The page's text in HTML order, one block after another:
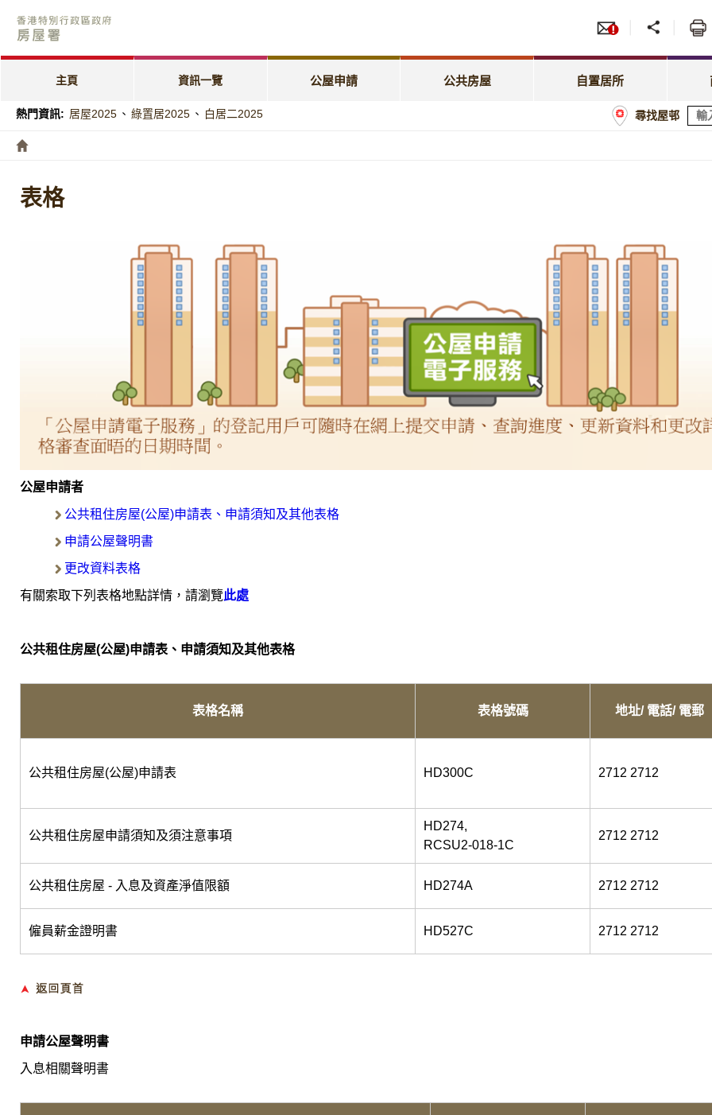
主頁 資訊一覽 公屋申請
「天倫樂」優先配屋計劃
公共房屋
租金相關事宜 自置居所
綠表置居計劃
居屋第二市場
招
房委
熱門資訊: 居屋2025 、 綠置居2025 、 白居二2025 尋找屋邨
表格
公屋申請者
公共租住房屋(公屋)申請表、申請須知及其他表格
申請公屋聲明書
更改資料表格
有關索取下列表格地點詳情，請瀏覽此處
公共租住房屋(公屋)申請表、申請須知及其他表格
表格名稱 表格號碼 地址/ 電話/ 電郵
公共租住房屋(公屋)申請表 HD300C 2712 2712
公共租住房屋申請須知及須注意事項
HD274,
RCSU2-018-1C
2712 2712
公共租住房屋 - 入息及資產淨值限額 HD274A 2712 2712
僱員薪金證明書 HD527C 2712 2712
申請公屋聲明書
入息相關聲明書